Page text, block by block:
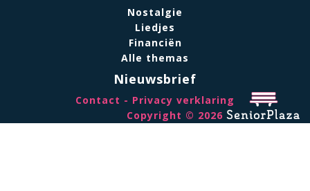
Nostalgie
Liedjes
Financiën
Alle themas
Nieuwsbrief
Contact
Privacy verklaring
Copyright © 2026